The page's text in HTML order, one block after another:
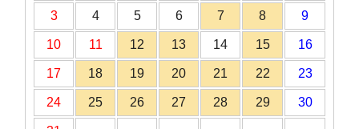
3 4 5 6 7 8 9
10 11 12 13 14 15 16
17 18 19 20 21 22 23
24 25 26 27 28 29 30